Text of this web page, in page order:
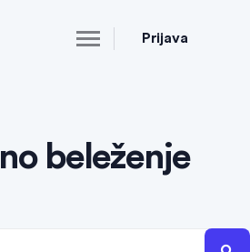
Prijava
beleženje